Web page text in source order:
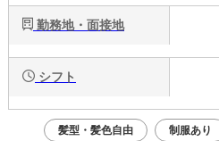
勤務地・面接地
シフト
髪型・髪色自由 制服あり